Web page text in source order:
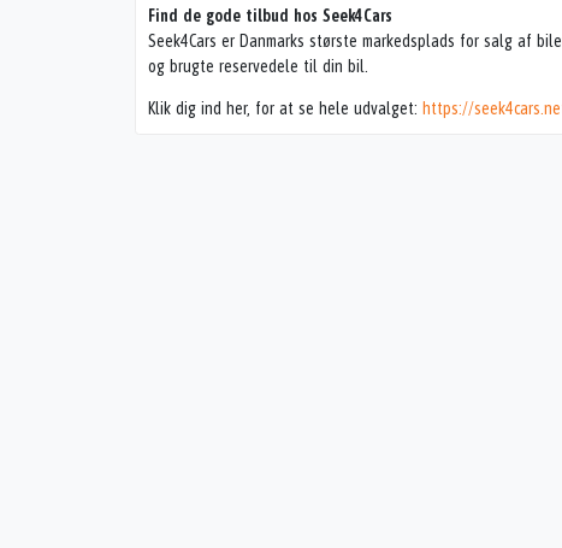
Find de gode tilbud hos Seek4Cars
Seek4Cars er Danmarks største markedsplads for salg af
og brugte reservedele til din bil.
Klik dig ind her, for at se hele udvalget: https://